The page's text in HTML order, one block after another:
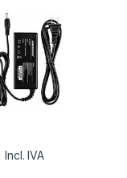
M210-
LAB M210-
Incl. IVA